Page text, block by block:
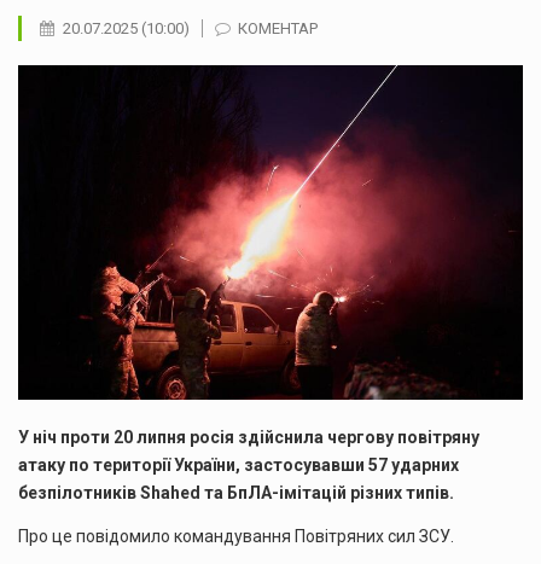
20.07.2025 (10:00) КОМЕНТАР
У ніч проти 20 липня росія здійснила чергову повітряну
атаку по території України, застосувавши 57 ударних
безпілотників Shahed та БпЛА-імітацій різних типів.
Про це повідомило командування Повітряних сил ЗСУ.